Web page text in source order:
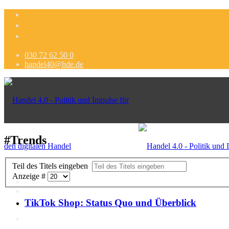
030 72 62 50 0
handel40@hde.de
#Trends
Teil des Titels eingeben
Anzeige #
TikTok Shop: Status Quo und Überblick